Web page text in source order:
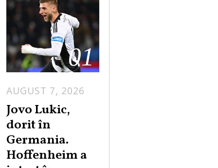
01
AUGUST 7, 2026
Jovo Lukic,
dorit în
Germania.
Hoffenheim a